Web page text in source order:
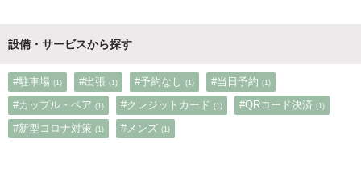
設備・サービスから探す
#駐車場 (1) #出張 (1) #予約なし (1) #当日予約 (1)
#カップル・ペア (1) #クレジットカード (1) #QRコード決済 (1)
#新型コロナ対策 (1) #メンズ (1)